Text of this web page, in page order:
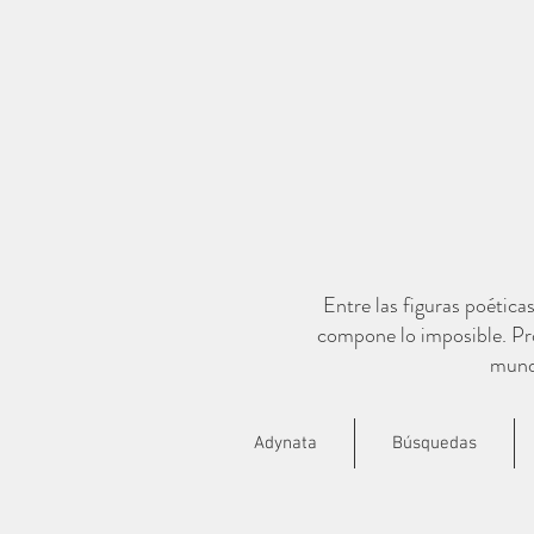
Adynata Búsquedas
Entre las figuras
compone lo imposible.